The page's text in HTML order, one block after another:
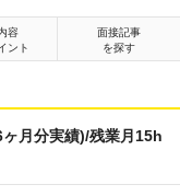
容
ント
面接記事
を探す
月分実績)/残業月15h